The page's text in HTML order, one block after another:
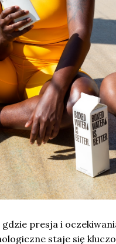
presja i
staje się